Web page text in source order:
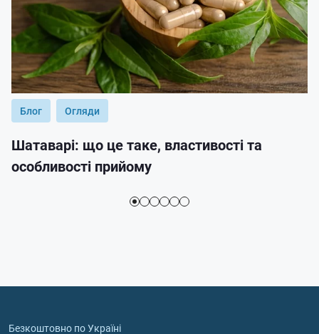
Блог Огляди
Шатаварі: що це таке, властивості та
особливості прийому
Безкоштовно по Україні